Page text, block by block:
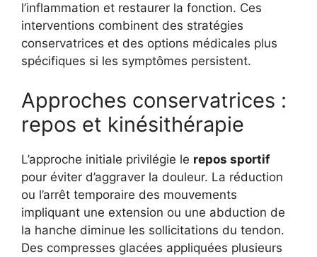
l’inflammation et restaurer la fonction. Ces
interventions combinent des stratégies
conservatrices et des options médicales plus
spécifiques si les symptômes persistent.
Approches conservatrices :
repos et kinésithérapie
L’approche initiale privilégie le repos sportif
pour éviter d’aggraver la douleur. La réduction
ou l’arrêt temporaire des mouvements
impliquant une extension ou une abduction de
la hanche diminue les sollicitations du tendon.
Des compresses glacées appliquées plusieurs